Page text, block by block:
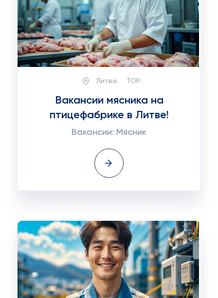
Литва TOP:
Вакансии мясника на
птицефабрике в Литве!
Вакансии: Мясник